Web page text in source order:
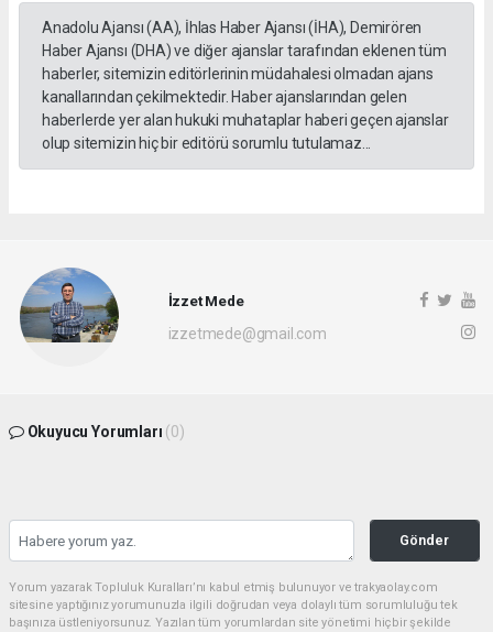
Anadolu Ajansı (AA), İhlas Haber Ajansı (İHA), Demirören
Haber Ajansı (DHA) ve diğer ajanslar tarafından eklenen tüm
haberler, sitemizin editörlerinin müdahalesi olmadan ajans
kanallarından çekilmektedir. Haber ajanslarından gelen
haberlerde yer alan hukuki muhataplar haberi geçen ajanslar
olup sitemizin hiç bir editörü sorumlu tutulamaz...
İzzet Mede
izzetmede@gmail.com
Okuyucu Yorumları (0)
Gönder
Yorum yazarak Topluluk Kuralları’nı kabul etmiş bulunuyor ve trakyaolay.com
sitesine yaptığınız yorumunuzla ilgili doğrudan veya dolaylı tüm sorumluluğu tek
başınıza üstleniyorsunuz. Yazılan tüm yorumlardan site yönetimi hiçbir şekilde